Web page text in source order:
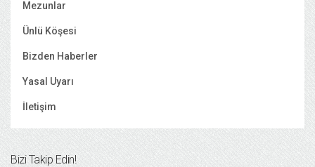
Mezunlar
Ünlü Köşesi
Bizden Haberler
Yasal Uyarı
İletişim
Bizi Takip Edin!